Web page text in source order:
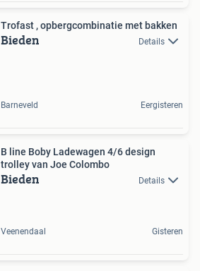
Trofast , opbergcombinatie met bakken
Bieden Details
Barneveld Eergisteren
B line Boby Ladewagen 4/6 design
trolley van Joe Colombo
Bieden Details
Veenendaal Gisteren